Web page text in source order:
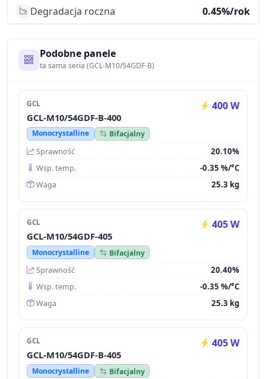
Degradacja roczna
0.45%/rok
Podobne panele
ta sama seria (GCL-M10/54GDF-B)
GCL 400 W
GCL-M10/54GDF-B-400
Monocrystalline
Bifacjalny
Sprawność
20.10%
Wsp. temp. -0.35 %/°C
Waga 25.3 kg
GCL 405 W
GCL-M10/54GDF-405
Monocrystalline
Bifacjalny
Sprawność
20.40%
Wsp. temp. -0.35 %/°C
Waga 25.3 kg
GCL 405 W
GCL-M10/54GDF-B-405
Monocrystalline
Bifacjalny